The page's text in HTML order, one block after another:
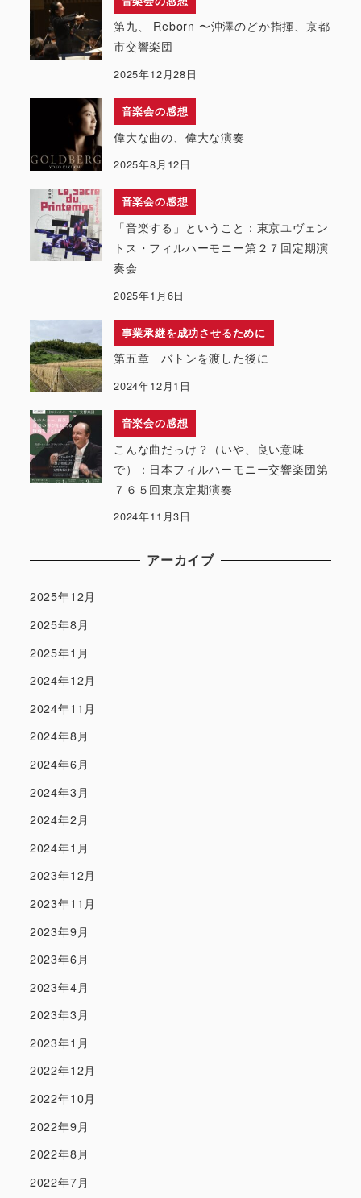
第九、 Reborn 〜沖澤のどか指揮、京都
市交響楽団
2025年12月28日
音楽会の感想
偉大な曲の、偉大な演奏
2025年8月12日
音楽会の感想
「音楽する」ということ：東京ユヴェン
トス・フィルハーモニー第２７回定期演
奏会
2025年1月6日
事業承継を成功させるために
第五章 バトンを渡した後に
2024年12月1日
音楽会の感想
こんな曲だっけ？（いや、良い意味
で）：日本フィルハーモニー交響楽団第
７６５回東京定期演奏
2024年11月3日
アーカイブ
2025年12月
2025年8月
2025年1月
2024年12月
2024年11月
2024年8月
2024年6月
2024年3月
2024年2月
2024年1月
2023年12月
2023年11月
2023年9月
2023年6月
2023年4月
2023年3月
2023年1月
2022年12月
2022年10月
2022年9月
2022年8月
2022年7月